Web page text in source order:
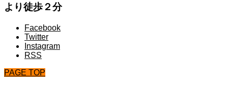
より徒歩２分
Facebook
Twitter
Instagram
RSS
PAGE TOP